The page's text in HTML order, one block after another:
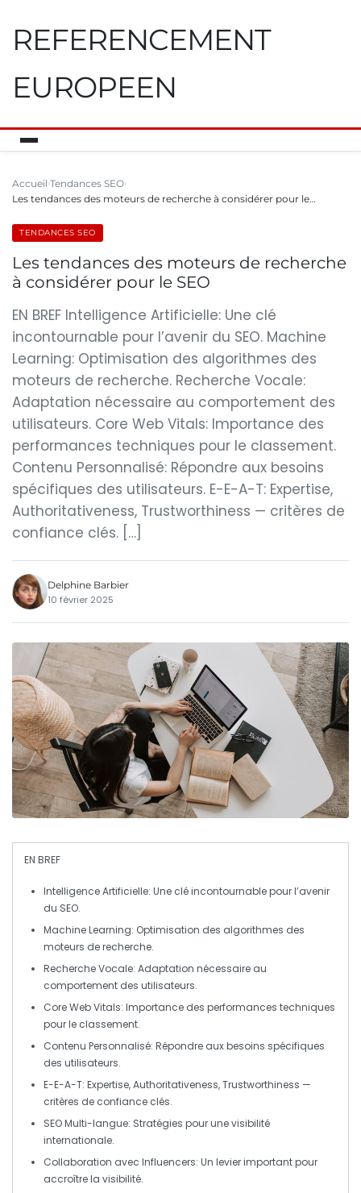
REFERENCEMENT
EUROPEEN
Accueil Tendances SEO
Les tendances des moteurs de recherche à considérer pour le…
TENDANCES SEO
Les tendances des moteurs de recherche
à considérer pour le SEO
EN BREF Intelligence Artificielle: Une clé
incontournable pour l’avenir du SEO. Machine
Learning: Optimisation des algorithmes des
moteurs de recherche. Recherche Vocale:
Adaptation nécessaire au comportement des
utilisateurs. Core Web Vitals: Importance des
performances techniques pour le classement.
Contenu Personnalisé: Répondre aux besoins
spécifiques des utilisateurs. E-E-A-T: Expertise,
Authoritativeness, Trustworthiness — critères de
confiance clés. […]
Delphine Barbier
10 février 2025
EN BREF
Intelligence Artificielle: Une clé incontournable pour l’avenir
du SEO.
Machine Learning: Optimisation des algorithmes des
moteurs de recherche.
Recherche Vocale: Adaptation nécessaire au
comportement des utilisateurs.
Core Web Vitals: Importance des performances techniques
pour le classement.
Contenu Personnalisé: Répondre aux besoins spécifiques
des utilisateurs.
E-E-A-T: Expertise, Authoritativeness, Trustworthiness —
critères de confiance clés.
SEO Multi-langue: Stratégies pour une visibilité
internationale.
Collaboration avec Influencers: Un levier important pour
accroître la visibilité.